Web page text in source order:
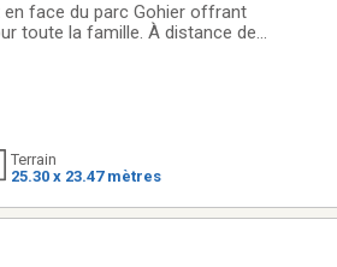
face du parc Gohier offrant
toute la famille. À distance de
Terrain
25.30 x 23.47 mètres